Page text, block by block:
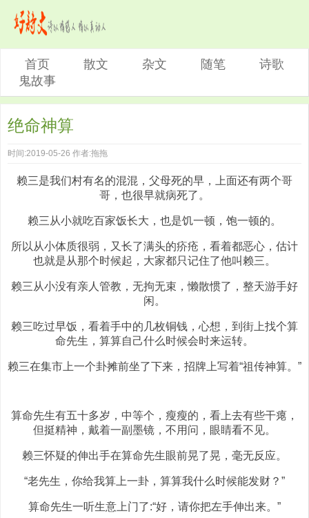
首页 散文 杂文 随笔
诗歌
鬼故事
绝命神算
时间:2019-05-26 作者:拖拖
赖三是我们村有名的混混，父母死的早，上面还有两个哥
哥，也很早就病死了。
赖三从小就吃百家饭长大，也是饥一顿，饱一顿的。
所以从小体质很弱，又长了满头的疥疮，看着都恶心，估计
也就是从那个时候起，大家都只记住了他叫赖三。
赖三从小没有亲人管教，无拘无束，懒散惯了，整天游手好
闲。
赖三吃过早饭，看着手中的几枚铜钱，心想，到街上找个算
命先生，算算自己什么时候会时来运转。
赖三在集市上一个卦摊前坐了下来，招牌上写着“祖传神算。”
算命先生有五十多岁，中等个，瘦瘦的，看上去有些干瘪，
但挺精神，戴着一副墨镜，不用问，眼睛看不见。
赖三怀疑的伸出手在算命先生眼前晃了晃，毫无反应。
“老先生，你给我算上一卦，算算我什么时候能发财？”
算命先生一听生意上门了:“好，请你把左手伸出来。”